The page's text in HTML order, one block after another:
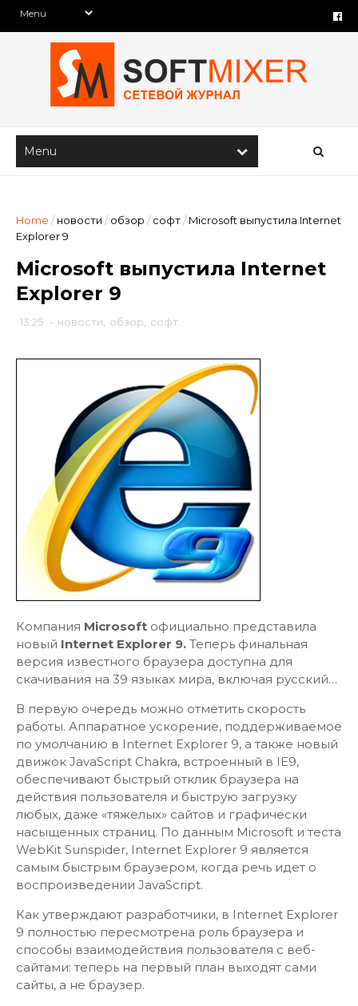
Home / новости / обзор / софт/ Microsoft выпустила Internet
Explorer 9
Microsoft выпустила Internet
Explorer 9
13:25 - новости обзор софт
Компания Microsoft официально представила
новый Internet Explorer 9. Теперь финальная
версия известного браузера доступна для
скачивания на 39 языках мира, включая русский…
В первую очередь можно отметить скорость
работы. Аппаратное ускорение, поддерживаемое
по умолчанию в Internet Explorer 9, а также новый
движок JavaScript Chakra, встроенный в IE9,
обеспечивают быстрый отклик браузера на
действия пользователя и быструю загрузку
любых, даже «тяжелых» сайтов и графически
насыщенных страниц. По данным Microsoft и теста
WebKit Sunspider, Internet Explorer 9 является
самым быстрым браузером, когда речь идет о
воспроизведении JavaScript.
Как утверждают разработчики, в Internet Explorer
9 полностью пересмотрена роль браузера и
способы взаимодействия пользователя с веб-
сайтами: теперь на первый план выходят сами
сайты, а не браузер.